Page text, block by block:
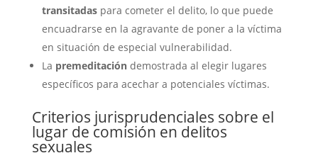
transitadaspara cometer el delito, lo que puede
encuadrarse en la agravante de poner a la víctima
en situación de especial vulnerabilidad.
La premeditacióndemostrada al elegir lugares
específicos para acechar a potenciales víctimas.
Criterios jurisprudenciales sobre el
lugar de comisión en delitos
sexuales